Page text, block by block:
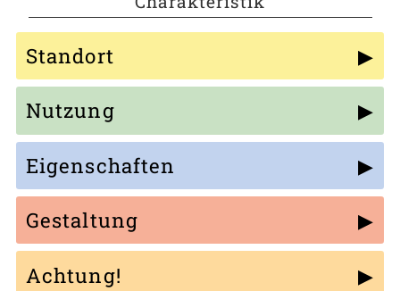
Standort
Nutzung
Eigenschaften
Gestaltung
Achtung!